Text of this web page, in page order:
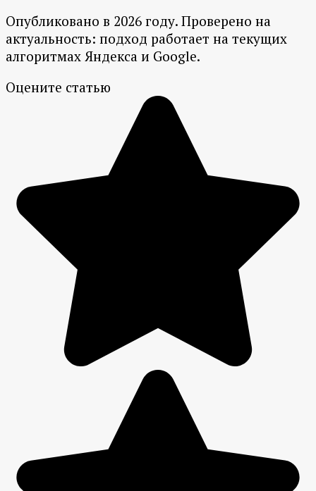
Опубликовано в 2026 году. Проверено на
актуальность: подход работает на текущих
алгоритмах Яндекса и Google.
Оцените статью